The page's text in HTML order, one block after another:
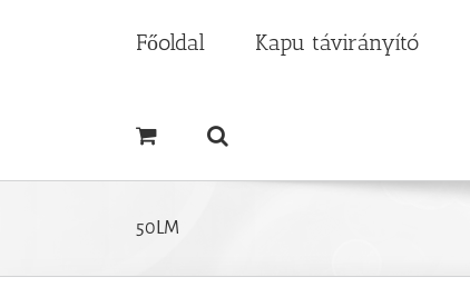
Főoldal Kapu távirányító
50LM